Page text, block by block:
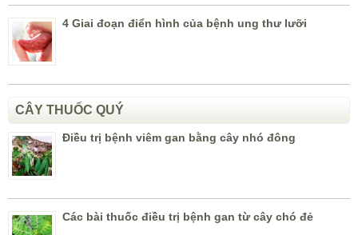
4 Giai đoạn điển hình của bệnh ung thư lưỡi
CÂY THUỐC QUÝ
Điều trị bệnh viêm gan bằng cây nhó đông
Các bài thuốc điều trị bệnh gan từ cây chó đẻ